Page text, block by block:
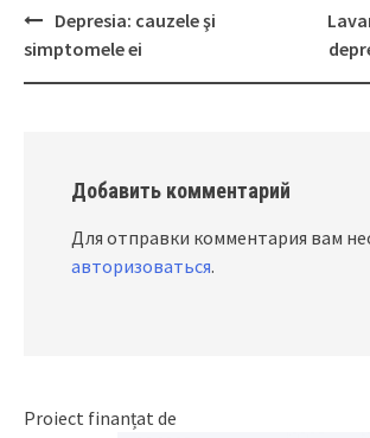
Post
navigation
Depresia: cauzele şi
simptomele ei
Добавить комментарий
Для отправки комментария вам
авторизоваться.
Proiect finanțat de